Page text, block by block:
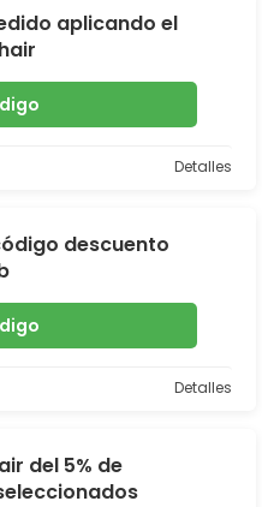
aplicando el
Detalles
descuento
Detalles
del 5% de